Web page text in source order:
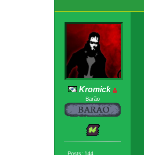
Kromick
Barão
Posts: 144